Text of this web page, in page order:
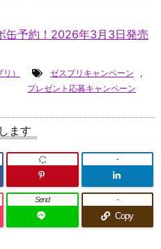
缶予約！2026年3月3日発売
） ゼスプリキャンペーン
,
プレゼント応募キャンペーン
ます
-
Send
Copy
-